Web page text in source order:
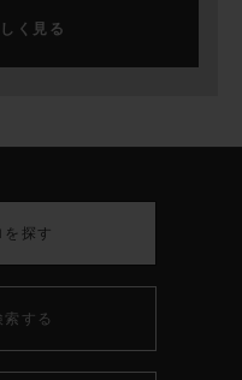
く見る
を探す
索する